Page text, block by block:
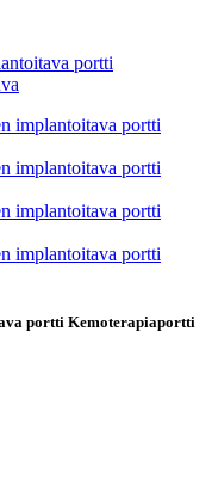
portti Kemoterapiaportti